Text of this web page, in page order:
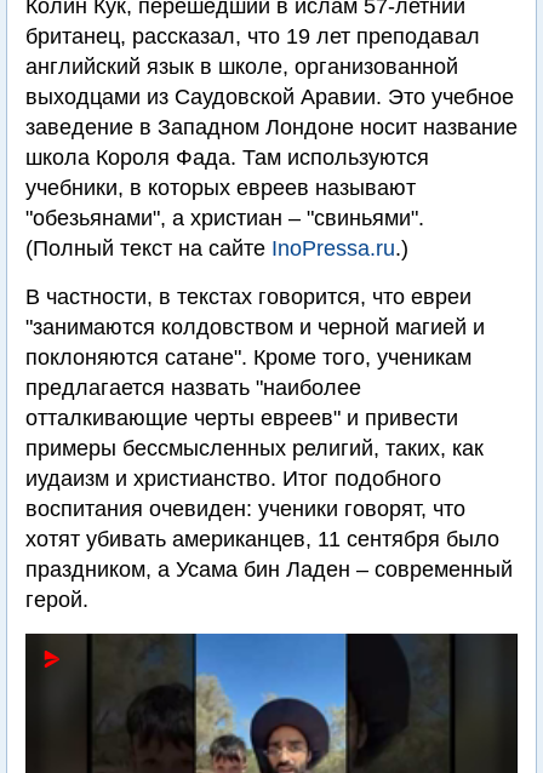
Колин Кук, перешедший в ислам 57-летний
британец, рассказал, что 19 лет преподавал
английский язык в школе, организованной
выходцами из Саудовской Аравии. Это учебное
заведение в Западном Лондоне носит название
школа Короля Фада. Там используются
учебники, в которых евреев называют
"обезьянами", а христиан – "свиньями".
(Полный текст на сайте InoPressa.ru.)
В частности, в текстах говорится, что евреи
"занимаются колдовством и черной магией и
поклоняются сатане". Кроме того, ученикам
предлагается назвать "наиболее
отталкивающие черты евреев" и привести
примеры бессмысленных религий, таких, как
иудаизм и христианство. Итог подобного
воспитания очевиден: ученики говорят, что
хотят убивать американцев, 11 сентября было
праздником, а Усама бин Ладен – современный
герой.